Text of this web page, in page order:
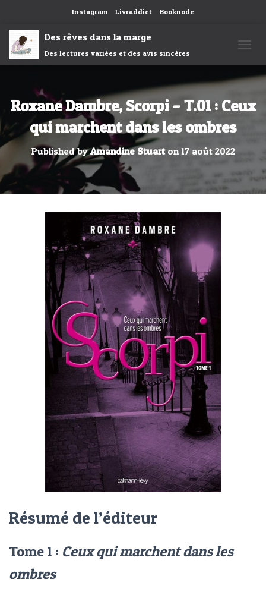
Instagram Livraddict Booknode
Des rêves dans la marge
Des lectures variées et des avis sincères
Roxane Dambre, Scorpi – T.01 : Ceux
qui marchent dans les ombres
Published byAmandine Stuarton 17 août 2022
Résumé de l’éditeur
Tome 1 : Ceux qui marchent dans les
ombres